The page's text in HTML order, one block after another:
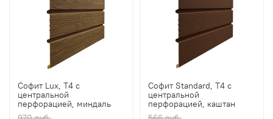
Софит Lux, T4 с
центральной
перфорацией, миндаль
Софит Standard, T4 с
центральной
перфорацией, каштан